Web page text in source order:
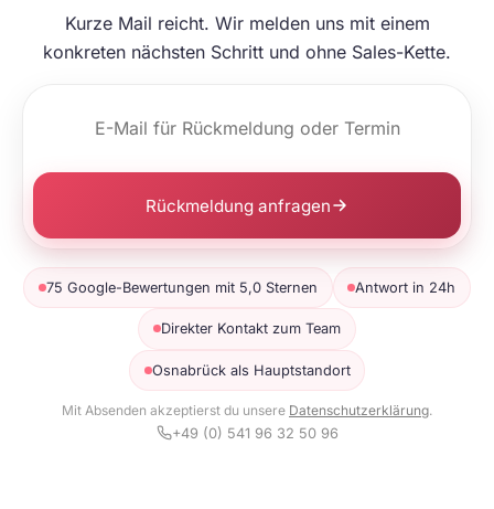
Kurze Mail reicht. Wir melden uns mit einem
konkreten nächsten Schritt und ohne Sales-Kette.
Rückmeldung anfragen
75 Google-Bewertungen mit 5,0 Sternen Antwort in 24h
Direkter Kontakt zum Team
Osnabrück als Hauptstandort
Mit Absenden akzeptierst du unsere Datenschutzerklärung.
+49 (0) 541 96 32 50 96